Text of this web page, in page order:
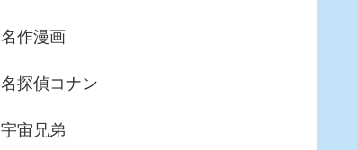
名作漫画
名探偵コナン
宇宙兄弟